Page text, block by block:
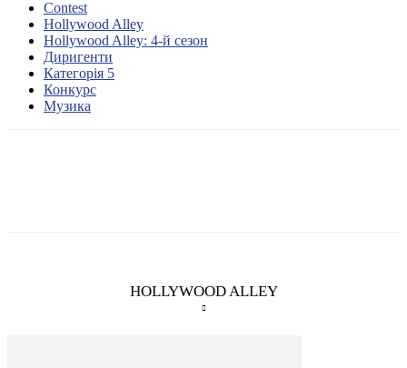
Contest
Hollywood Alley
Hollywood Alley: 4-й сезон
Диригенти
Категорія 5
Конкурс
Музика
HOLLYWOOD ALLEY